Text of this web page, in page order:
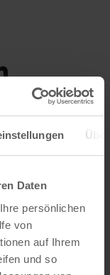
Daten
persönlichen
von
auf Ihrem
und so